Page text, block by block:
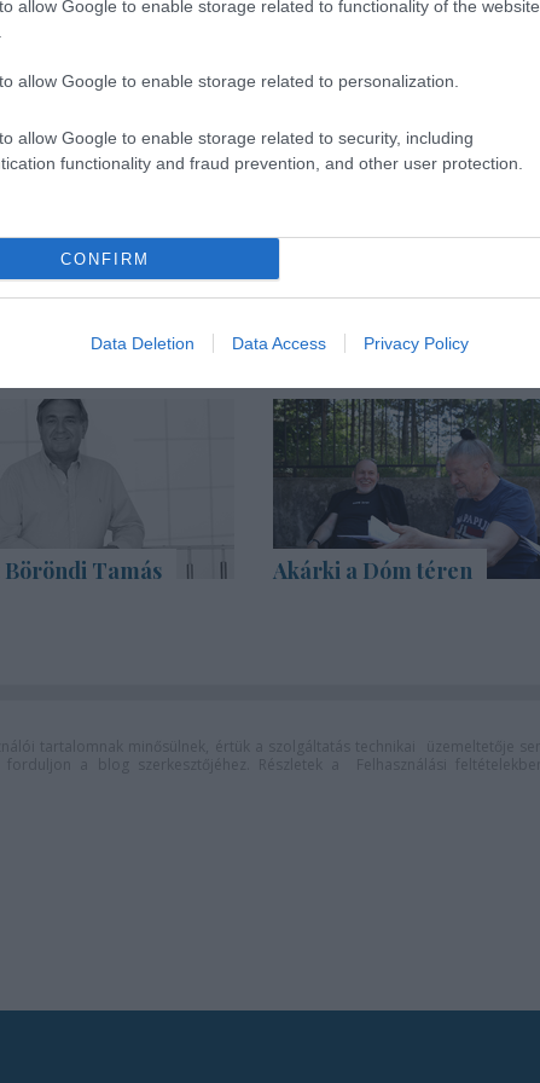
allow Google to enable storage related to functionality of the website
allow Google to enable storage related to personalization.
allow Google to enable storage related to security, including
functionality and fraud prevention, and other user protection.
CONFIRM
Data Deletion Data Access Privacy Policy
Tamás Akárki a Dóm téren